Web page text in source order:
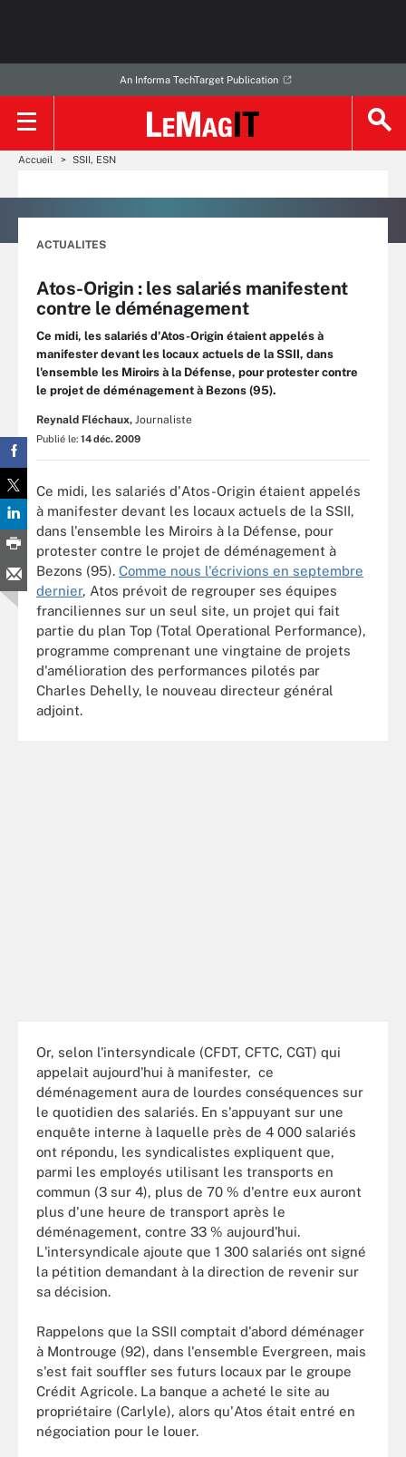
An Informa TechTarget Publication
Accueil SSII, ESN
ACTUALITES
Atos-Origin : les salariés manifestent
contre le déménagement
Ce midi, les salariés d'Atos-Origin étaient appelés à
manifester devant les locaux actuels de la SSII, dans
l'ensemble les Miroirs à la Défense, pour protester contre
le projet de déménagement à Bezons (95).
Reynald Fléchaux, Journaliste
Publié le: 14 déc. 2009
Ce midi, les salariés d'Atos-Origin étaient appelés
à manifester devant les locaux actuels de la SSII,
dans l'ensemble les Miroirs à la Défense, pour
protester contre le projet de déménagement à
Bezons (95). Comme nous l'écrivions en septembre
dernier, Atos prévoit de regrouper ses équipes
franciliennes sur un seul site, un projet qui fait
partie du plan Top (Total Operational Performance),
programme comprenant une vingtaine de projets
d'amélioration des performances pilotés par
Charles Dehelly, le nouveau directeur général
adjoint.
Or, selon l'intersyndicale (CFDT, CFTC, CGT) qui
appelait aujourd'hui à manifester, ce
déménagement aura de lourdes conséquences sur
le quotidien des salariés. En s'appuyant sur une
enquête interne à laquelle près de 4 000 salariés
ont répondu, les syndicalistes expliquent que,
parmi les employés utilisant les transports en
commun (3 sur 4), plus de 70 % d'entre eux auront
plus d'une heure de transport après le
déménagement, contre 33 % aujourd'hui.
L'intersyndicale ajoute que 1 300 salariés ont signé
la pétition demandant à la direction de revenir sur
sa décision.
Rappelons que la SSII comptait d'abord déménager
à Montrouge (92), dans l'ensemble Evergreen, mais
s'est fait souffler ses futurs locaux par le groupe
Crédit Agricole. La banque a acheté le site au
propriétaire (Carlyle), alors qu'Atos était entré en
négociation pour le louer.